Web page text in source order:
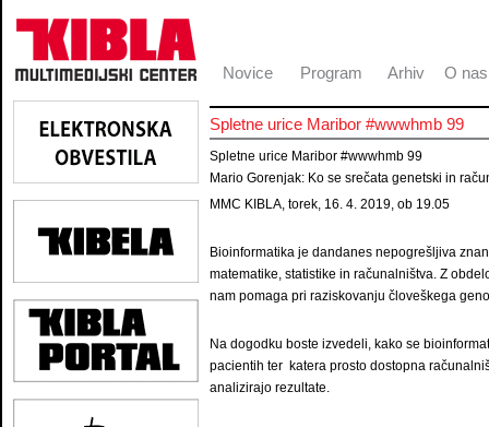
Novice Program Arhiv O nas
Spletne urice Maribor #wwwhmb 99
Spletne urice Maribor #wwwhmb 99
Mario Gorenjak: Ko se srečata genetski in
MMC KIBLA, torek, 16. 4. 2019, ob 19.05
Bioinformatika je dandanes nepogrešljiva
matematike, statistike in računalništva. Z
nam pomaga pri raziskovanju človeškega
Na dogodku boste izvedeli, kako se
pacientih ter katera prosto dostopna
analizirajo rezultate.